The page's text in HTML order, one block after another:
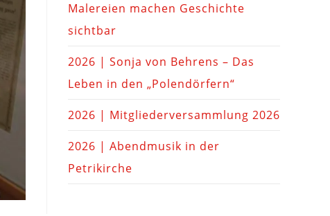
Malereien machen Geschichte
sichtbar
2026 | Sonja von Behrens – Das
Leben in den „Polendörfern“
2026 | Mitgliederversammlung 2026
2026 | Abendmusik in der
Petrikirche